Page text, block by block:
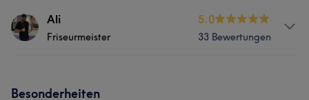
ServicesAli
Friseurmeister
5.0
33 Bewertungen
Als professioneller Friseur verbinde ich klassische
Besonderheiten